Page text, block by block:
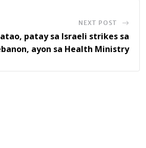
NEXT POST
patay sa Israeli strikes sa
ayon sa Health Ministry